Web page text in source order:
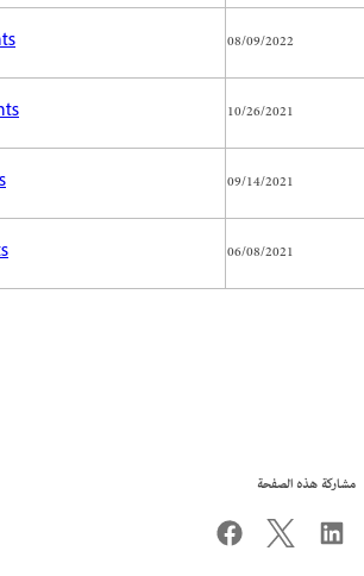
08/09/2022
10/26/2021
09/14/2021
06/08/2021
مشاركة هذه الصفحة